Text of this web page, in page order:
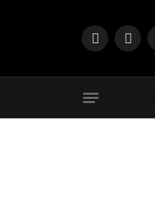
Facebook
X